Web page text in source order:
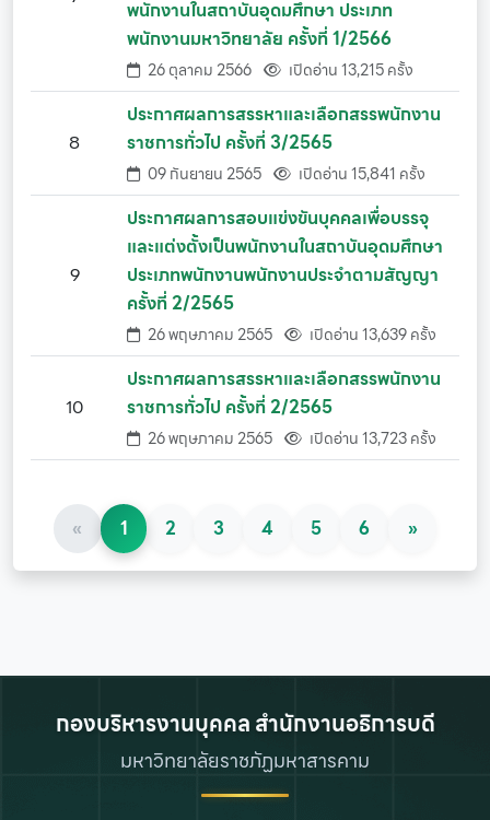
พนักงานในสถาบันอุดมศึกษา ประเภท
พนักงานมหาวิทยาลัย ครั้งที่ 1/2566
26 ตุลาคม 2566 เปิดอ่าน 13,215 ครั้ง
8
ประกาศผลการสรรหาและเลือกสรรพนักงาน
ราชการทั่วไป ครั้งที่ 3/2565
09 กันยายน 2565 เปิดอ่าน 15,841 ครั้ง
9
ประกาศผลการสอบแข่งขันบุคคลเพื่อบรรจุ
และแต่งตั้งเป็นพนักงานในสถาบันอุดมศึกษา
ประเภทพนักงานพนักงานประจำตามสัญญา
ครั้งที่ 2/2565
26 พฤษภาคม 2565 เปิดอ่าน 13,639 ครั้ง
10
ประกาศผลการสรรหาและเลือกสรรพนักงาน
ราชการทั่วไป ครั้งที่ 2/2565
26 พฤษภาคม 2565 เปิดอ่าน 13,723 ครั้ง
« 1 2 3 4 5 6 »
กองบริหารงานบุคคล สำนักงานอธิการบดี
มหาวิทยาลัยราชภัฏมหาสารคาม